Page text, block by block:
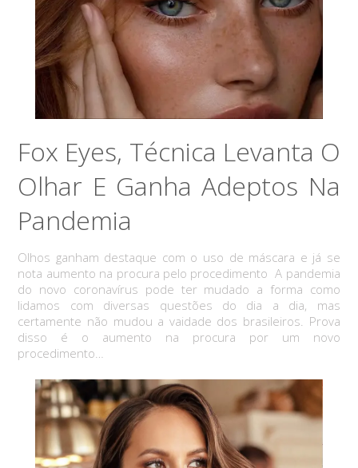
Fox Eyes, Técnica Levanta O
Olhar E Ganha Adeptos Na
Pandemia
Olhos ganham destaque com o uso de máscara e já se
nota aumento na procura pelo procedimento A pandemia
do novo coronavírus pode ter mudado a forma como
lidamos com diversas questões do dia a dia, mas
certamente não mudou a vaidade dos brasileiros. Prova
disso é o aumento na procura por um novo
procedimento…